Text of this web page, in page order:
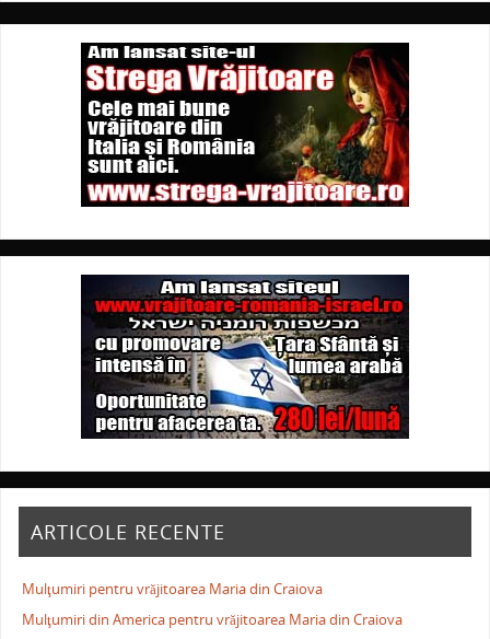
ARTICOLE RECENTE
Mulţumiri pentru vrăjitoarea Maria din Craiova
Mulţumiri din America pentru vrăjitoarea Maria din Craiova